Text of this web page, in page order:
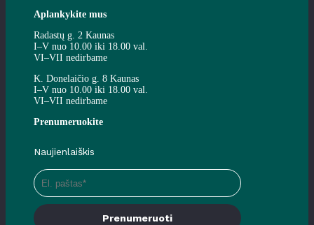
Aplankykite mus
Radastų g. 2 Kaunas
I–V nuo 10.00 iki 18.00 val.
VI–VII nedirbame
K. Donelaičio g. 8 Kaunas
I–V nuo 10.00 iki 18.00 val.
VI–VII nedirbame
Prenumeruokite
Naujienlaiškis
Prenumeruoti